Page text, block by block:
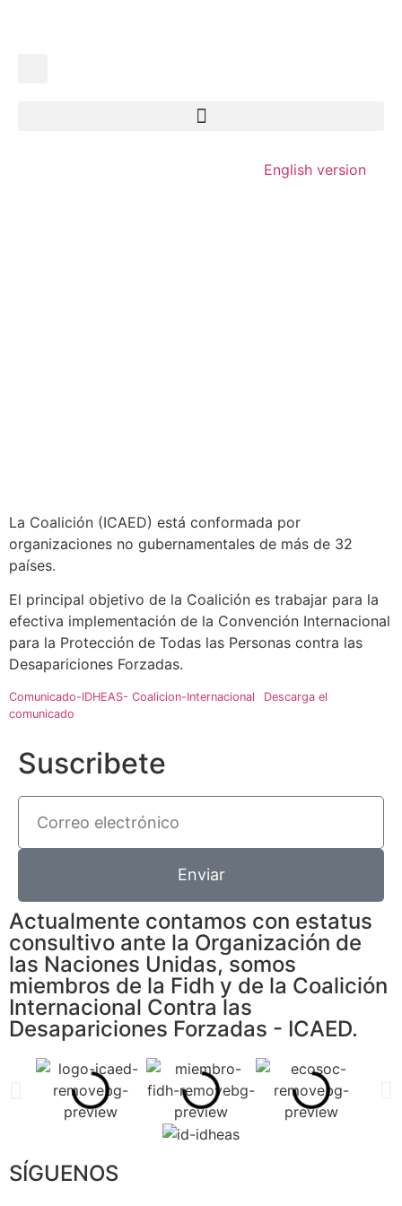
English version
La Coalición (ICAED) está conformada por
organizaciones no gubernamentales de más de 32
países.
El principal objetivo de la Coalición es trabajar para la
efectiva implementación de la Convención Internacional
para la Protección de Todas las Personas contra las
Desapariciones Forzadas.
Comunicado-IDHEAS- Coalicion-Internacional
Descarga el
comunicado
Suscribete
Enviar
Actualmente contamos con estatus
consultivo ante la Organización de
las Naciones Unidas, somos
miembros de la Fidh y de la Coalición
Internacional Contra las
Desapariciones Forzadas - ICAED.
SÍGUENOS